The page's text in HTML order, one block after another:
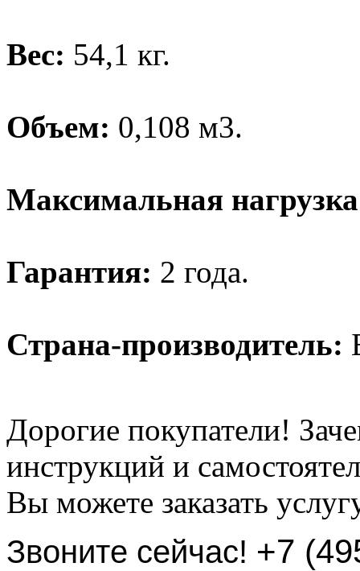
Вес: 54,1 кг.
Объем: 0,108 м3.
Максимальная
Гарантия: 2 года.
Страна-производитель:
Дорогие покупатели!
инструкций и
Вы можете заказать
Звоните сейчас! +7